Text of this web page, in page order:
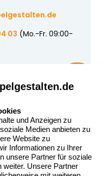
03 (Mo.-Fr. 09:00-
uns
Sitemap
und Anzeigen zu
Medien anbieten zu
Website zu
Informationen zu Ihrer
unsere Partner für soziale
weiter. Unsere Partner